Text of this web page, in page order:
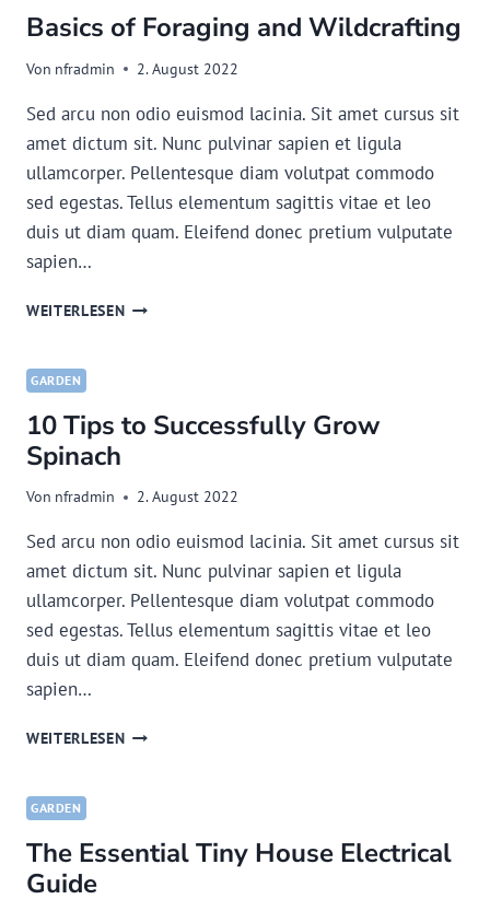
TO
A
HOUSE?
Basics of Foraging and Wildcrafting
Von nfradmin 2. August 2022
Sed arcu non odio euismod lacinia. Sit amet cursus sit
amet dictum sit. Nunc pulvinar sapien et ligula
ullamcorper. Pellentesque diam volutpat commodo
sed egestas. Tellus elementum sagittis vitae et leo
duis ut diam quam. Eleifend donec pretium vulputate
sapien…
WEITERLESENBASICS
GARDEN
10 Tips to Successfully Grow
Spinach
Von nfradmin 2. August 2022
Sed arcu non odio euismod lacinia. Sit amet cursus sit
amet dictum sit. Nunc pulvinar sapien et ligula
ullamcorper. Pellentesque diam volutpat commodo
sed egestas. Tellus elementum sagittis vitae et leo
duis ut diam quam. Eleifend donec pretium vulputate
sapien…
WEITERLESEN10
SPINACH
GARDEN
The Essential Tiny House Electrical
Guide